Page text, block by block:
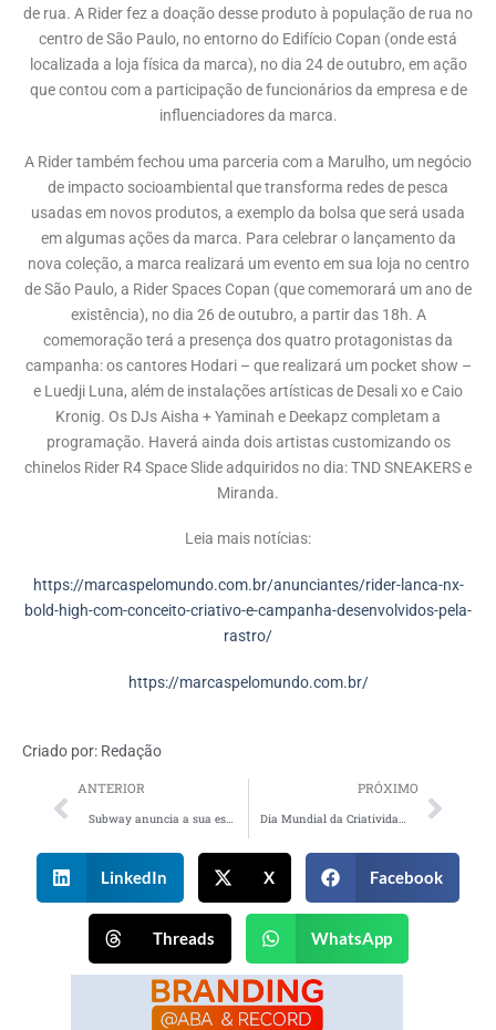
de rua. A Rider fez a doação desse produto à população de rua no
centro de São Paulo, no entorno do Edifício Copan (onde está
localizada a loja física da marca), no dia 24 de outubro, em ação
que contou com a participação de funcionários da empresa e de
influenciadores da marca.
A Rider também fechou uma parceria com a Marulho, um negócio
de impacto socioambiental que transforma redes de pesca
usadas em novos produtos, a exemplo da bolsa que será usada
em algumas ações da marca. Para celebrar o lançamento da
nova coleção, a marca realizará um evento em sua loja no centro
de São Paulo, a Rider Spaces Copan (que comemorará um ano de
existência), no dia 26 de outubro, a partir das 18h. A
comemoração terá a presença dos quatro protagonistas da
campanha: os cantores Hodari – que realizará um pocket show –
e Luedji Luna, além de instalações artísticas de Desali xo e Caio
Kronig. Os DJs Aisha + Yaminah e Deekapz completam a
programação. Haverá ainda dois artistas customizando os
chinelos Rider R4 Space Slide adquiridos no dia: TND SNEAKERS e
Miranda.
Leia mais notícias:
https://marcaspelomundo.com.br/anunciantes/rider-lanca-nx-
bold-high-com-conceito-criativo-e-campanha-desenvolvidos-pela-
rastro/
https://marcaspelomundo.com.br/
Criado por: Redação
ANTERIOR PRÓXIMO
LinkedIn X Facebook
Threads WhatsApp